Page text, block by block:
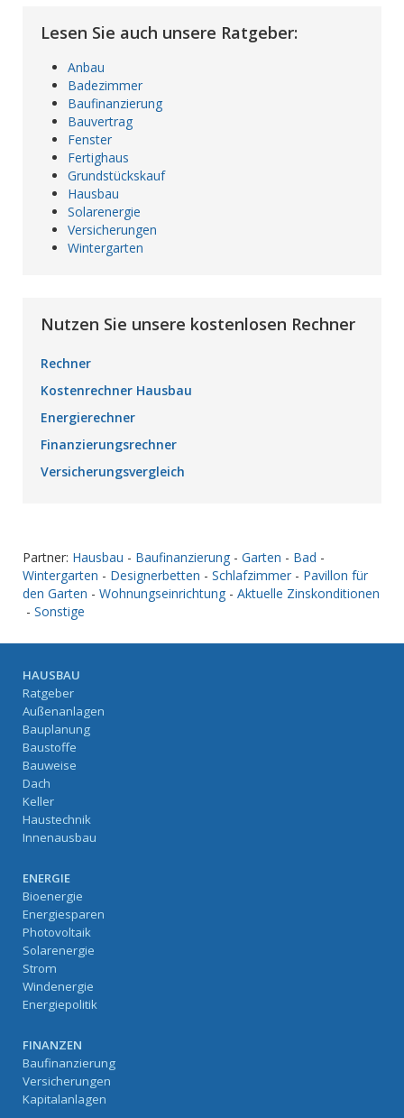
Lesen Sie auch unsere Ratgeber:
Anbau
Badezimmer
Baufinanzierung
Bauvertrag
Fenster
Fertighaus
Grundstückskauf
Hausbau
Solarenergie
Versicherungen
Wintergarten
Nutzen Sie unsere kostenlosen Rechner
Rechner
Kostenrechner Hausbau
Energierechner
Finanzierungsrechner
Versicherungsvergleich
Partner: Hausbau - Baufinanzierung - Garten - Bad -
Wintergarten - Designerbetten - Schlafzimmer - Pavillon für
den Garten - Wohnungseinrichtung - Aktuelle Zinskonditionen
- Sonstige
HAUSBAU
Ratgeber
Außenanlagen
Bauplanung
Baustoffe
Bauweise
Dach
Keller
Haustechnik
Innenausbau
ENERGIE
Bioenergie
Energiesparen
Photovoltaik
Solarenergie
Strom
Windenergie
Energiepolitik
FINANZEN
Baufinanzierung
Versicherungen
Kapitalanlagen